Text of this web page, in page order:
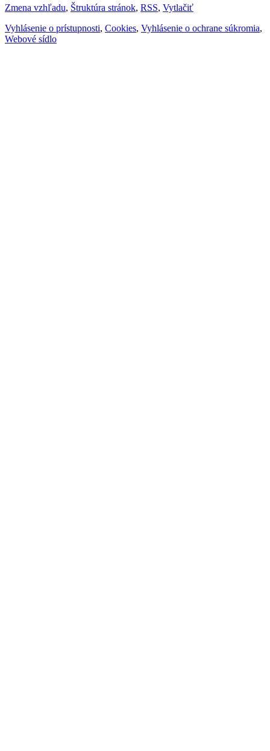
Zmena vzhľadu, Štruktúra stránok, RSS, Vytlačiť
Vyhlásenie o prístupnosti, Cookies, Vyhlásenie o ochrane súkromia,
Webové sídlo